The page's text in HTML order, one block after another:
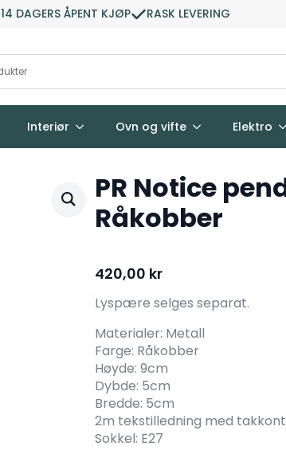
14 DAGERS ÅPENT KJØP RASK LEVERING
Interiør Ovn og vifte Elektro
PR Notice
Råkobber
420,00 kr
Lyspære selges separat.
Materialer: Metall
Farge: Råkobber
Høyde: 9cm
Dybde: 5cm
Bredde: 5cm
2m tekstilledning med
Sokkel: E27